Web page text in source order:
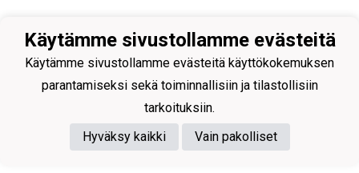
Käytämme sivustollamme evästeitä
Käytämme sivustollamme evästeitä käyttökokemuksen
parantamiseksi sekä toiminnallisiin ja tilastollisiin
tarkoituksiin.
Hyväksy kaikki
Vain pakolliset